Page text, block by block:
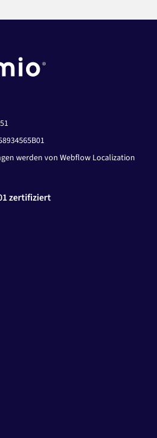
werden von Webflow Localization
zertifiziert